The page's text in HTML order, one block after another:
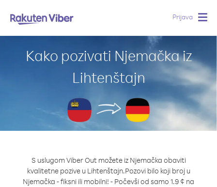
Prijava
Kako pozivati Njemačka iz
Lihtenštajn
S uslugom Viber Out možete iz Njemačka obaviti
kvalitetne pozive u Lihtenštajn.Pozovi bilo koji broj u
Njemačka - fiksni ili mobilni! - Počevši od samo 1.9 ¢ na